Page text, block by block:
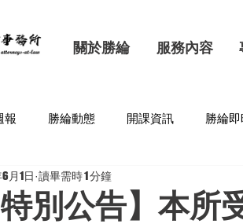
關於勝綸 服務內容
報 勝綸動態 開課資訊 勝綸
特別公告】本
月1日 讀畢需時 1 分鐘